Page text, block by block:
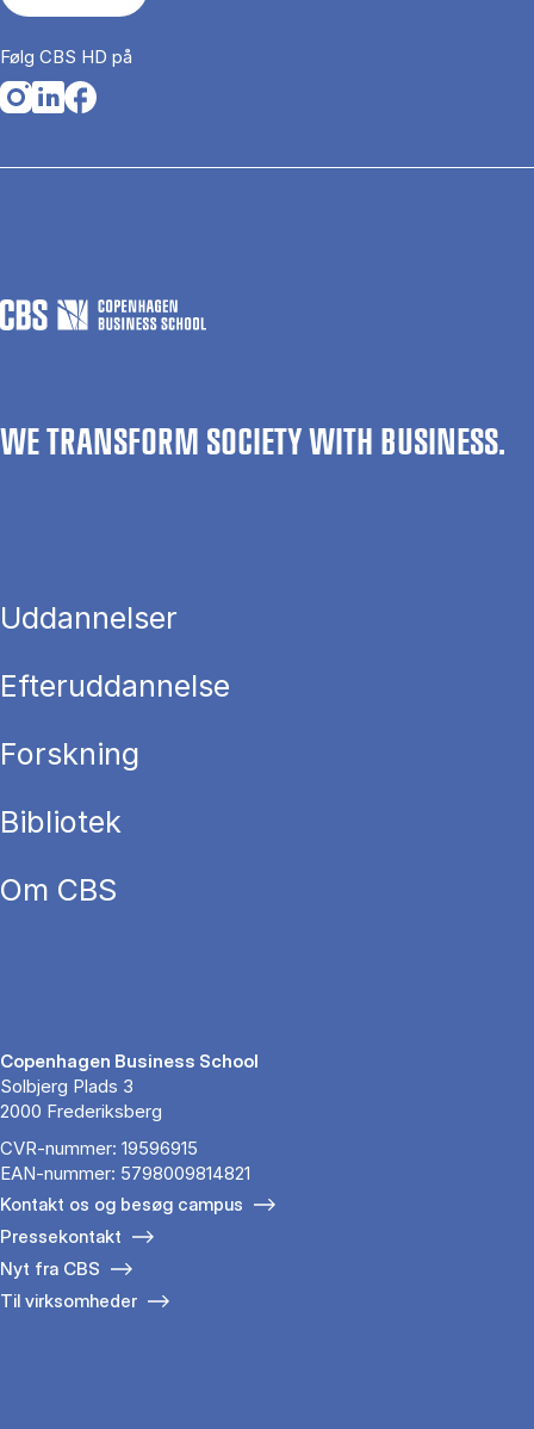
Følg CBS HD på
Opens in a new tab
Opens in a new tab
Opens in a new tab
WE TRANSFORM SOCIETY WITH BUSINESS.
Uddannelser
Efteruddannelse
Forskning
Bibliotek
Om CBS
Copenhagen Business School
Solbjerg Plads 3
2000 Frederiksberg
CVR-nummer: 19596915
EAN-nummer: 5798009814821
Kontakt os og besøg campus
Pressekontakt
Nyt fra CBS
Til virksomheder